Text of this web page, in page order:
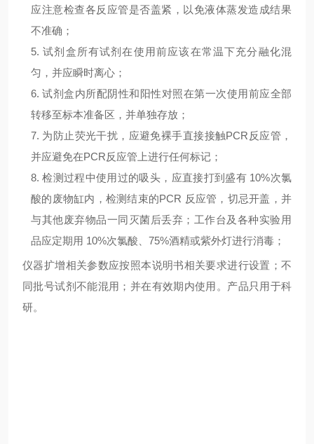
应注意检查各反应管是否盖紧，以免液体蒸发造成结果
不准确；
5. 试剂盒所有试剂在使用前应该在常温下充分融化混
匀，并应瞬时离心；
6. 试剂盒内所配阴性和阳性对照在第一次使用前应全部
转移至标本准备区，并单独存放；
7. 为防止荧光干扰，应避免裸手直接接触PCR 反应管，
并应避免在PCR反应管上进行任何标记；
8. 检测过程中使用过的吸头，应直接打到盛有 10%次氯
酸的废物缸内，检测结束的PCR 反应管，切忌开盖，并
与其他废弃物品一同灭菌后丢弃；工作台及各种实验用
品应定期用 10%次氯酸、 75%酒精或紫外灯进行消毒；
仪器扩增相关参数应按照本说明书相关要求进行设置；不
同批号试剂不能混用；并在有效期内使用。 产品只用于科
研。